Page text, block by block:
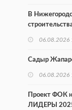
В
06.08.2026
Садыр
06.08.2026
Проект ФОК
ЛИДЕРЫ